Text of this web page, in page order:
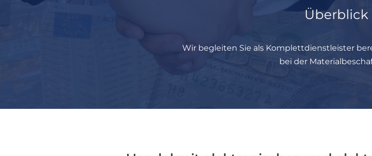
Überblick
Wir begleiten Sie als Komplettdienstleister
bei der